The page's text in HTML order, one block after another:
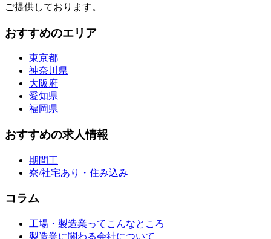
ご提供しております。
おすすめのエリア
東京都
神奈川県
大阪府
愛知県
福岡県
おすすめの求人情報
期間工
寮/社宅あり・住み込み
コラム
工場・製造業ってこんなところ
製造業に関わる会社について